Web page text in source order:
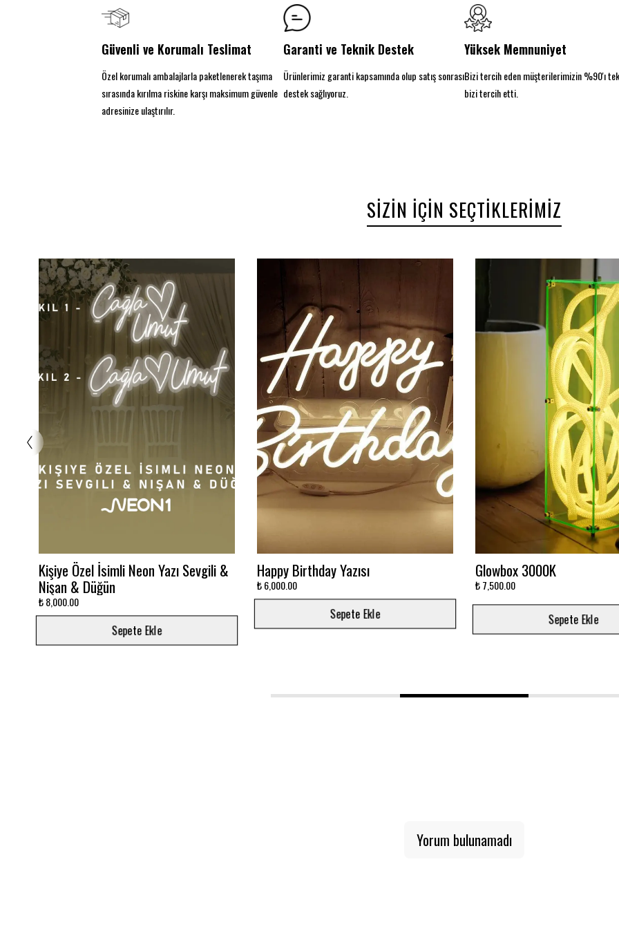
Güvenli ve Korumalı Teslimat
Özel korumalı ambalajlarla paketlenerek taşıma
sırasında kırılma riskine karşı maksimum güvenle
adresinize ulaştırılır.
Garanti ve Teknik Destek
Ürünlerimiz garanti kapsamında olup satış sonrası
destek sağlıyoruz.
Yüksek Memnuniyet
Bizi tercih eden müşterilerimizin %90'ı
bizi tercih etti.
SIZIN İÇIN SEÇTIKLERIMIZ
Glowbox 3000K
₺ 7,500.00
Sepete Ekle
Dalgalı Mavi Sonsuzluk Aynası
₺ 12,000.00
Sepete Ekle
Ay'da Yatan Astronot
Baskılı
₺ 5,500.00
1 2 3
Yorum bulunamadı